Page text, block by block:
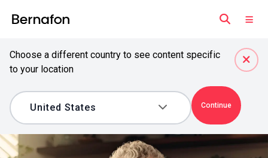
Choose a different country to see content specific
to your location
Continue